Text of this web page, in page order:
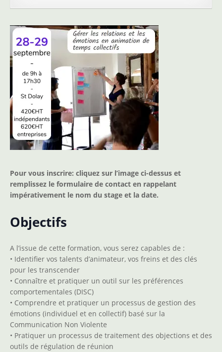
Pour vous inscrire: cliquez sur l’image ci-dessus et
remplissez le formulaire de contact en rappelant
impérativement le nom du stage et la date.
Objectifs
A l’issue de cette formation, vous serez capables de :
• Identifier vos talents d’animateur, vos freins et des clés
pour les transcender
• Connaître et pratiquer un outil sur les préférences
comportementales (DISC)
• Comprendre et pratiquer un processus de gestion des
émotions (individuel et en collectif) basé sur la
Communication Non Violente
• Pratiquer un processus de traitement des objections et des
outils de régulation de réunion